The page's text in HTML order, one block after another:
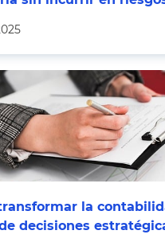
la
decisiones